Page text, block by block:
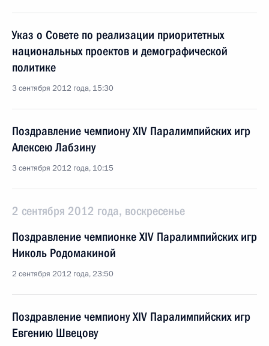
Указ о Совете по реализации приоритетных
национальных проектов и демографической
политике
3 сентября 2012 года, 15:30
Поздравление чемпиону XIV Паралимпийских игр
Алексею Лабзину
3 сентября 2012 года, 10:15
2 сентября 2012 года, воскресенье
Поздравление чемпионке XIV Паралимпийских игр
Николь Родомакиной
2 сентября 2012 года, 23:50
Поздравление чемпиону XIV Паралимпийских игр
Евгению Швецову